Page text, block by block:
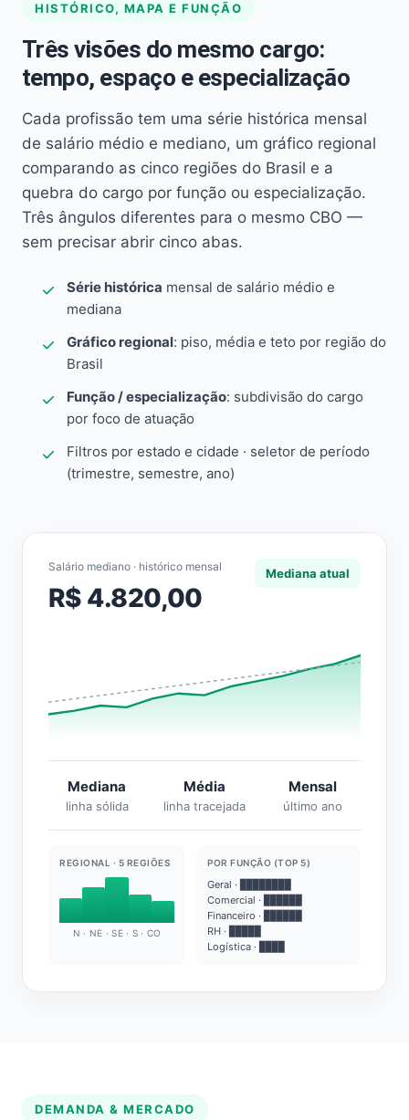
HISTÓRICO, MAPA E FUNÇÃO
Três visões do mesmo cargo:
tempo, espaço e especialização
Cada profissão tem uma série histórica mensal
de salário médio e mediano, um gráfico regional
comparando as cinco regiões do Brasil e a
quebra do cargo por função ou especialização.
Três ângulos diferentes para o mesmo CBO —
sem precisar abrir cinco abas.
Série histórica mensal de salário médio e
mediana
Gráfico regional: piso, média e teto por região do
Brasil
Função / especialização: subdivisão do cargo
por foco de atuação
Filtros por estado e cidade · seletor de período
(trimestre, semestre, ano)
Salário mediano · histórico mensal
R$ 4.820,00
Mediana atual
Mediana
linha sólida
Média
linha tracejada
Mensal
último ano
REGIONAL · 5 REGIÕES
N · NE · SE · S · CO
POR FUNÇÃO (TOP 5)
Geral · ████████
Comercial · ██████
Financeiro · ██████
RH · █████
Logística · ████
DEMANDA & MERCADO